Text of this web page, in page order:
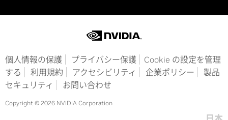
個人情報の保護 プライバシー保護
Cookie の設定を管理
する
利用規約 アクセシビリティ 企業ポリシー
製品
セキュリティ
お問い合わせ
Copyright © 2026 NVIDIA Corporation